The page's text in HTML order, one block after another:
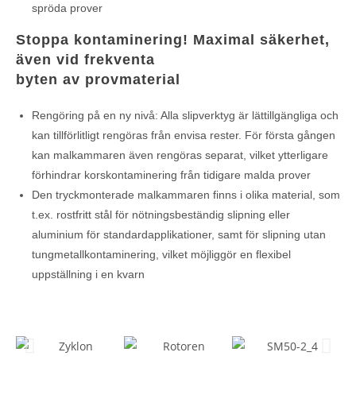
spröda prover
Stoppa kontaminering! Maximal säkerhet,
även vid frekventa
byten av provmaterial
Rengöring på en ny nivå: Alla slipverktyg är lättillgängliga och
kan tillförlitligt rengöras från envisa rester. För första gången
kan malkammaren även rengöras separat, vilket ytterligare
förhindrar korskontaminering från tidigare malda prover
Den tryckmonterade malkammaren finns i olika material, som
t.ex. rostfritt stål för nötningsbeständig slipning eller
aluminium för standardapplikationer, samt för slipning utan
tungmetallkontaminering, vilket möjliggör en flexibel
uppställning i en kvarn